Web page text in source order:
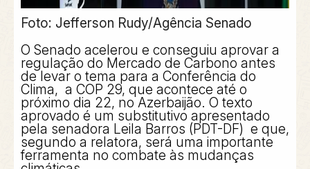
Foto: Jefferson Rudy/Agência Senado
O Senado acelerou e conseguiu aprovar a
regulação do Mercado de Carbono antes
de levar o tema para a Conferência do
Clima, a COP 29, que acontece até o
próximo dia 22, no Azerbaijão. O texto
aprovado é um substitutivo apresentado
pela senadora Leila Barros (PDT-DF) e que,
segundo a relatora, será uma importante
ferramenta no combate às mudanças